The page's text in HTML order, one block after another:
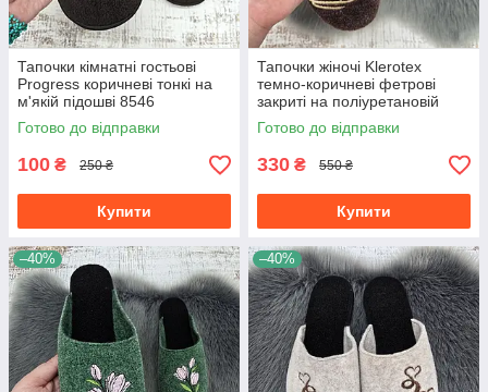
Тапочки кімнатні гостьові
Progress коричневі тонкі на
м'якій підошві 8546
Готово до відправки
100 ₴ 250 ₴
Купити
Тапочки жіночі Klerotex
темно-коричневі фетрові
закриті на поліуретановій
підошві 8056
Готово до відправки
330 ₴ 550 ₴
Купити
–40% –40%